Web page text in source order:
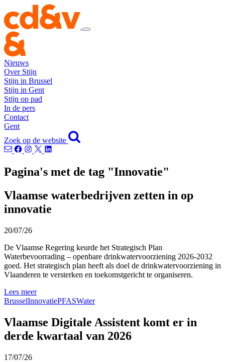
Nieuws
Over Stijn
Stijn in Brussel
Stijn in Gent
Stijn op pad
In de pers
Contact
Gent
Zoek op de website
Pagina's met de tag "Innovatie"
Vlaamse waterbedrijven zetten in op
innovatie
20/07/26
De Vlaamse Regering keurde het Strategisch Plan
Waterbevoorrading – openbare drinkwatervoorziening 2026-2032
goed. Het strategisch plan heeft als doel de drinkwatervoorziening in
Vlaanderen te versterken en toekomstgericht te organiseren.
Lees meer
BrusselInnovatiePFASWater
Vlaamse Digitale Assistent komt er in
derde kwartaal van 2026
17/07/26